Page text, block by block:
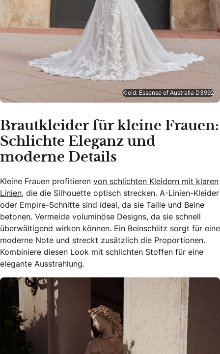
Kleid: Essense of Australia D3992
Brautkleider für kleine Frauen:
Schlichte Eleganz und
moderne Details
Kleine Frauen profitieren von schlichten Kleidern mit klaren
Linien, die die Silhouette optisch strecken. A-Linien-Kleider
oder Empire-Schnitte sind ideal, da sie Taille und Beine
betonen. Vermeide voluminöse Designs, da sie schnell
überwältigend wirken können. Ein Beinschlitz sorgt für eine
moderne Note und streckt zusätzlich die Proportionen.
Kombiniere diesen Look mit schlichten Stoffen für eine
elegante Ausstrahlung.